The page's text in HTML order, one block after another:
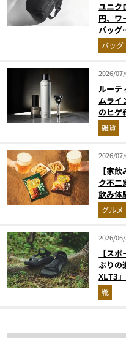
ユニク
円、ワ
バッグ
ベスト
バッグ
2026/
ルーテ
ムライ
のヒゲ
雑貨
2026/
【家
ク不二
飲み体
グルメ
2026/
【ス
ぶりの
XLT3
解説！
靴